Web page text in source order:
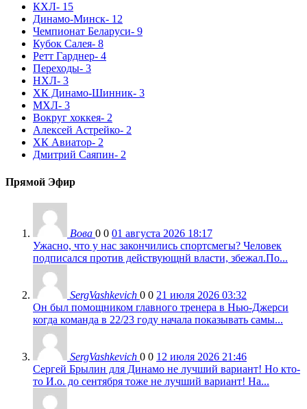
КХЛ- 15
Динамо-Минск- 12
Чемпионат Беларуси- 9
Кубок Салея- 8
Ретт Гарднер- 4
Переходы- 3
НХЛ- 3
ХК Динамо-Шинник- 3
МХЛ- 3
Вокруг хоккея- 2
Алексей Астрейко- 2
ХК Авиатор- 2
Дмитрий Саяпин- 2
Прямой Эфир
Вова 0 0 01 августа 2026 18:17
Ужасно, что у нас закончились спортсмегы? Человек
подписался против действующнй власти, збежал.По...
SergVashkevich 0 0 21 июля 2026 03:32
Он был помощником главного тренера в Нью-Джерси
когда команда в 22/23 году начала показывать самы...
SergVashkevich 0 0 12 июля 2026 21:46
Сергей Брылин для Динамо не лучший вариант! Но кто-
то И.о. до сентября тоже не лучший вариант! На...